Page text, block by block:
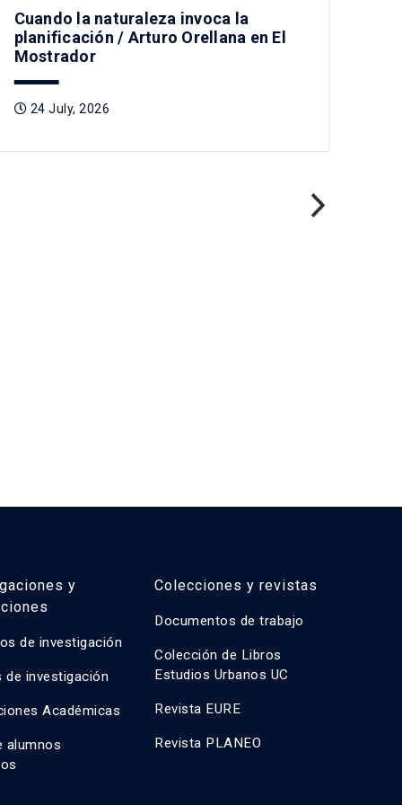
Cuando la naturaleza invoca la
planificación / Arturo Orellana en El
Mostrador
24 July, 2026
y
de investigación
de investigación
Académicas
alumnos
Colecciones y revistas
Documentos de trabajo
Colección de Libros
Estudios Urbanos UC
Revista EURE
Revista PLANEO